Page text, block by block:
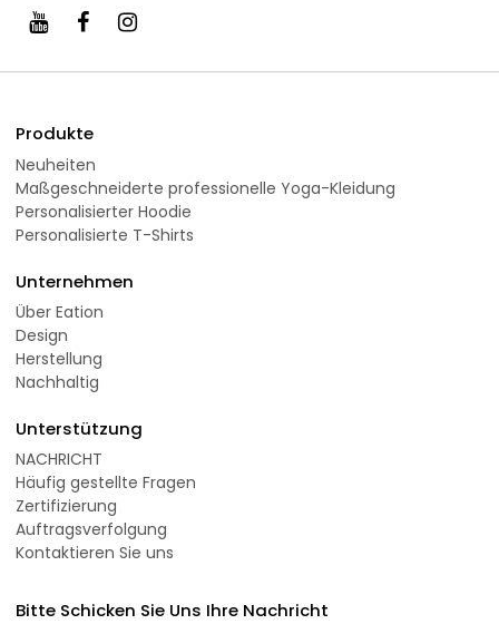
Produkte
Neuheiten
Maßgeschneiderte professionelle Yoga-Kleidung
Personalisierter Hoodie
Personalisierte T-Shirts
Unternehmen
Über Eation
Design
Herstellung
Nachhaltig
Unterstützung
NACHRICHT
Häufig gestellte Fragen
Zertifizierung
Auftragsverfolgung
Kontaktieren Sie uns
Bitte Schicken Sie Uns Ihre Nachricht